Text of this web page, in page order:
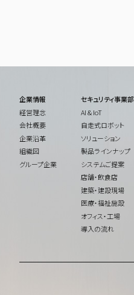
企業情報
経営理念
会社概要
企業沿革
組織図
グループ企業
セキュリティ事業部
AI & IoT
自走式ロボット
ソリューション
製品ラインナップ
システムご提案
店舗・飲食店
建築・建設現場
医療・福祉施設
オフィス・工場
導入の流れ